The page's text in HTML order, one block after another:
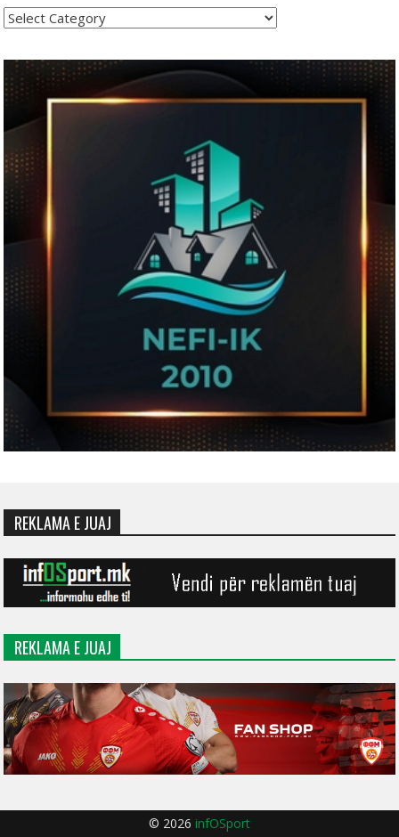
Kategoritë
REKLAMA E JUAJ
REKLAMA E JUAJ
© 2026 infOSport